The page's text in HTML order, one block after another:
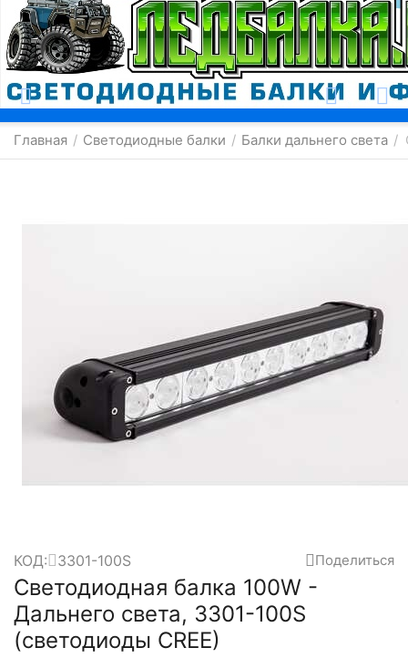
Москва
Главная / Светодиодные балки / Балки дальнего света /
КОД: 3301-100S Поделиться
Светодиодная балка 100W -
Дальнего света, 3301-100S
(светодиоды CREE)